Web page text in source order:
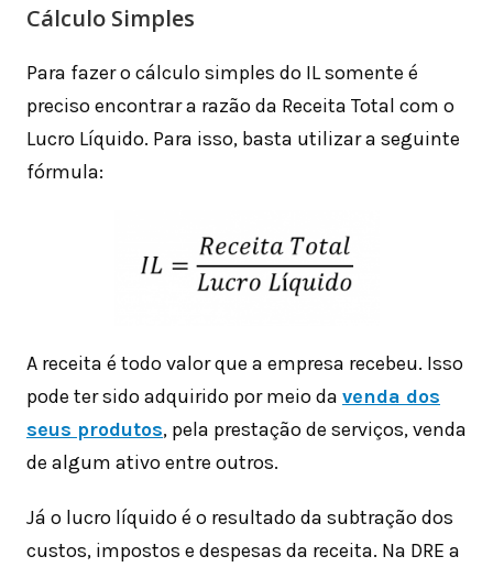
Cálculo Simples
Para fazer o cálculo simples do IL somente é
preciso encontrar a razão da Receita Total com o
Lucro Líquido. Para isso, basta utilizar a seguinte
fórmula:
A receita é todo valor que a empresa recebeu. Isso
pode ter sido adquirido por meio da venda dos
seus produtos, pela prestação de serviços, venda
de algum ativo entre outros.
Já o lucro líquido é o resultado da subtração dos
custos, impostos e despesas da receita. Na DRE a